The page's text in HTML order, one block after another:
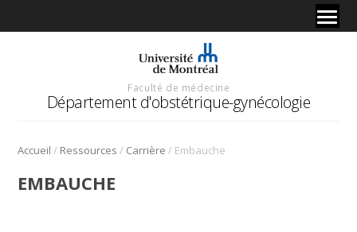
Faculté de médecine
Département d'obstétrique-gynécologie
Accueil / Ressources / Carrière / Embauche
EMBAUCHE